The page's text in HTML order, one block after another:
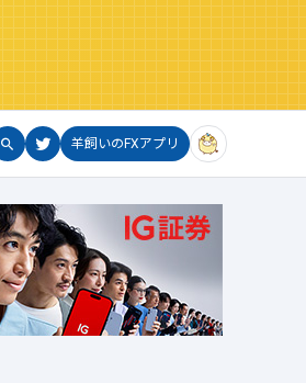
羊飼いのFXアプリ